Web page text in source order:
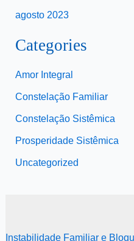
agosto 2023
Categories
Amor Integral
Constelação Familiar
Constelação Sistêmica
Prosperidade Sistêmica
Uncategorized
Instabilidade Familiar e